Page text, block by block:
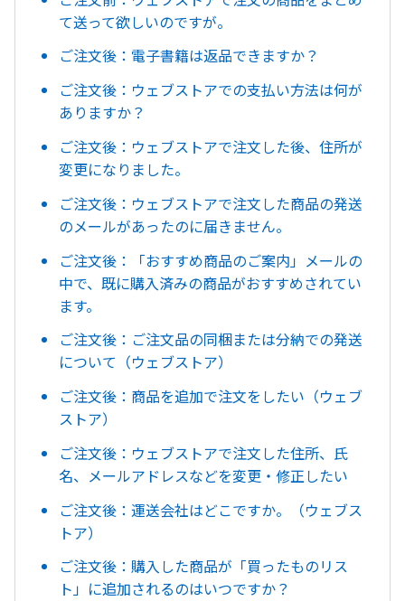
て送って欲しいのですが。
ご注文後：電子書籍は返品できますか？
ご注文後：ウェブストアでの支払い方法は何が
ありますか？
ご注文後：ウェブストアで注文した後、住所が
変更になりました。
ご注文後：ウェブストアで注文した商品の発送
のメールがあったのに届きません。
ご注文後：「おすすめ商品のご案内」メールの
中で、既に購入済みの商品がおすすめされてい
ます。
ご注文後：ご注文品の同梱または分納での発送
について（ウェブストア）
ご注文後：商品を追加で注文をしたい（ウェブ
ストア）
ご注文後：ウェブストアで注文した住所、氏
名、メールアドレスなどを変更・修正したい
ご注文後：運送会社はどこですか。（ウェブス
トア）
ご注文後：購入した商品が「買ったものリス
ト」に追加されるのはいつですか？